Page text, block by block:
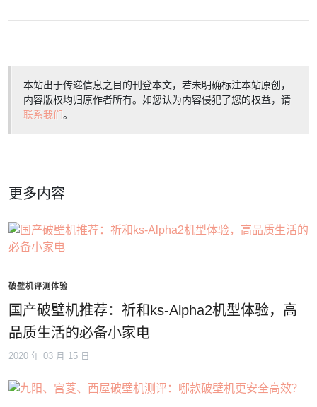
本站出于传递信息之目的刊登本文，若未明确标注本站原创，
内容版权均归原作者所有。如您认为内容侵犯了您的权益，请
联系我们。
更多内容
破壁机评测体验
国产破壁机推荐：祈和ks-Alpha2机型体验，高
品质生活的必备小家电
2020 年 03 月 15 日